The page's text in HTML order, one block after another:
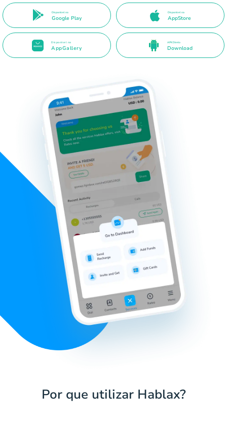
Disponível no
Google Play
Disponível na
AppStore
Disponível na
AppGallery
APK Direto
Download
Por que utilizar Hablax?